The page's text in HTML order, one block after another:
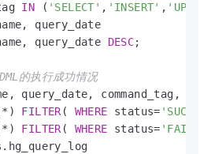
IN ( 'SELECT' , 'INSERT' ,
query_date DESC;
的执行成功情况
query_date, command_tag,
* ) FILTER( WHERE status=
* ) FILTER( WHERE status=